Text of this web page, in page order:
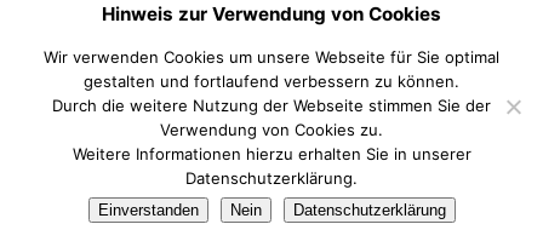
Hinweis zur Verwendung von Cookies
Wir verwenden Cookies um unsere Webseite für Sie optimal
gestalten und fortlaufend verbessern zu können.
Durch die weitere Nutzung der Webseite stimmen Sie der
Verwendung von Cookies zu.
Weitere Informationen hierzu erhalten Sie in unserer
Datenschutzerklärung.
Einverstanden Nein Datenschutzerklärung